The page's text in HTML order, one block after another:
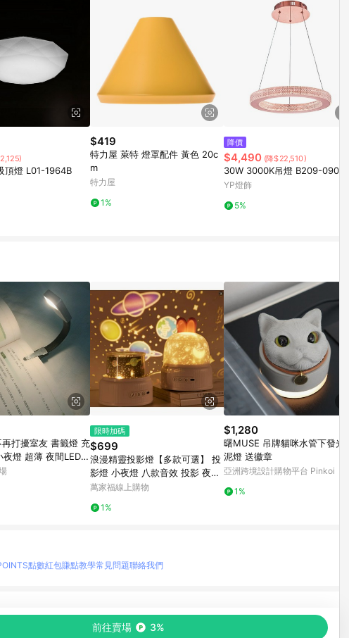
頂燈 L01-1964B
$419
特力屋 萊特 燈罩配件 黃色 20c
m
特力屋
1%
降價
$4,490 (降$22,510)
30W 3000K吊燈 B209-090112
YP燈飾
5%
再打擾室友 書籤燈 充
燈 夾書燈 讀書燈 交
限時加碼
$699
浪漫精靈投影燈【多款可選】 投
影燈 小夜燈 八款音效 投影 夜燈
禮物 交換禮物 宇宙星空 戀人 生
萬家福線上購物
1%
$1,280
曙MUSE 吊牌貓咪水管下發光水
泥燈 送徽章
亞洲跨境設計購物平台 Pinkoi
1%
前往賣場 3%
點數紅包賺點教學常見問題聯絡我們
台，並依購物情報中的趨勢與風格做合作網路商家的延伸商品推薦，商品資料更新會有
現售價與購物條件，一切資訊以合作廠商網頁為準。